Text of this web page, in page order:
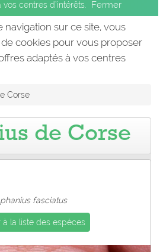
Les balades
Les espèces
Le blog
Pro
centres d’intérêts.
Fermer
navigation sur ce site, vous
de cookies pour vous proposer
adaptés à vos centres
Corse
de Corse
fasciatus
à la liste des espèces